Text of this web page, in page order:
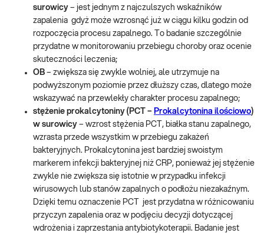
surowicy – jest jednym z najczulszych wskaźników
zapalenia gdyż może wzrosnąć już w ciągu kilku godzin od
rozpoczęcia procesu zapalnego. To badanie szczególnie
przydatne w monitorowaniu przebiegu choroby oraz ocenie
skuteczności leczenia;
OB – zwiększa się zwykle wolniej, ale utrzymuje na
podwyższonym poziomie przez dłuższy czas, dlatego może
wskazywać na przewlekły charakter procesu zapalnego;
stężenie prokalcytoniny (PCT – Prokalcytonina ilościowo)
w surowicy – wzrost stężenia PCT, białka stanu zapalnego,
wzrasta przede wszystkim w przebiegu zakażeń
bakteryjnych. Prokalcytonina jest bardziej swoistym
markerem infekcji bakteryjnej niż CRP, ponieważ jej stężenie
zwykle nie zwiększa się istotnie w przypadku infekcji
wirusowych lub stanów zapalnych o podłożu niezakaźnym.
Dzięki temu oznaczenie PCT jest przydatna w różnicowaniu
przyczyn zapalenia oraz w podjęciu decyzji dotyczącej
wdrożenia i zaprzestania antybiotykoterapii. Badanie jest